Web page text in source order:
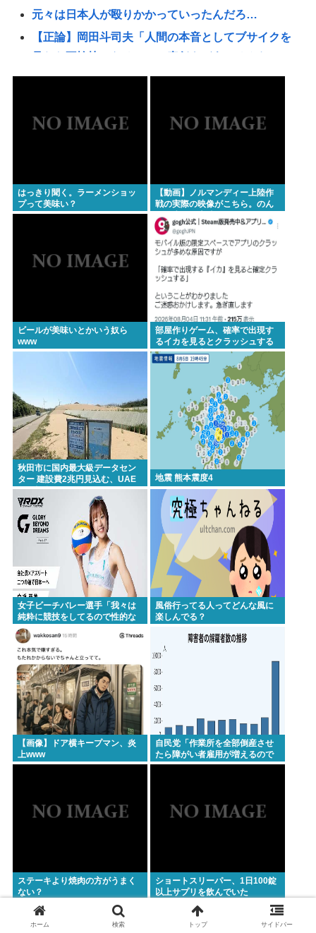
元々は日本人が殴りかかっていったんだろ…
【正論】岡田斗司夫「人間の本音としてブサイクを
【画像】村重杏奈さん(30)のおっ◯いがコチラ
「ビールと水を交互に飲まないと倒れるグラス」発
援」の思い出🥺
【土用丑の日に食中毒】ドン・キホーテ出店の露店
で「うなぎの蒲焼」食べ14人が発熱や下痢
おまえらが今までに使った事がある【ズル休み】の
理由
パズー「お父さん嘘つき呼ばわりされて死んじゃっ
た」ってセリフあるけど、どんな自殺方法だった
の？
はっきり聞く。ラーメンショッ
プって美味い？
【動画】ノルマンディー上陸作
戦の実際の映像がこちら。のん
びり歩いて上陸してるんだがも
しかしてプライベートライアン
って嘘？
ビールが美味いとかいう奴ら
www
部屋作りゲーム、確率で出現す
るイカを見るとクラッシュする
不具合が発生
秋田市に国内最大級データセン
ター 建設費2兆円見込む、UAE
など投資
地震 熊本震度4
女子ビーチバレー選手「我々は
純粋に競技をしてるので性的な
目で見ないでください」
風俗行ってる人ってどんな風に
楽しんでる？
【画像】ドア横キープマン、炎
上www
自民党「作業所を全部倒産させ
たら障がい者雇用が増えるので
は 」結果ww
ステーキより焼肉の方がうまく
ない？
ショートスリーパー、1日100錠
以上サプリを飲んでいた
ホーム 検索 トップ サイドバー